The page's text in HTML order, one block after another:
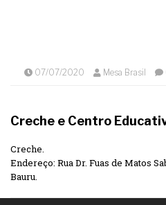
07/07/2020 Mesa Brasil
Creche e Centro
Creche.
Endereço: Rua Dr. Fuas de Matos
Bauru.